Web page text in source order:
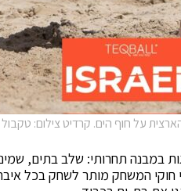
על חוף הים. קרדיט צילום:
ויכלול משחקי זוגות במבנה תחרותי: שלב
כאשר על פי חוקי המשחק מותר לשחק